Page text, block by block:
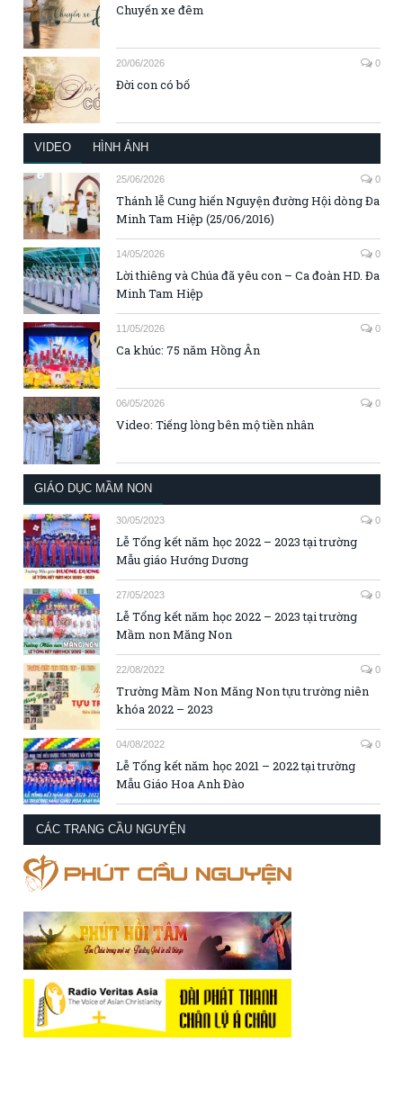
Chuyến xe đêm
20/06/2026 0
Đời con có bố
VIDEO HÌNH ẢNH
25/06/2026 0
Thánh lễ Cung hiến Nguyện đường Hội dòng Đa
Minh Tam Hiệp (25/06/2016)
14/05/2026 0
Lời thiêng và Chúa đã yêu con – Ca đoàn HD. Đa
Minh Tam Hiệp
11/05/2026 0
Ca khúc: 75 năm Hồng Ân
06/05/2026 0
Video: Tiếng lòng bên mộ tiền nhân
GIÁO DỤC MẦM NON
30/05/2023 0
Lễ Tổng kết năm học 2022 – 2023 tại trường
Mẫu giáo Hướng Dương
27/05/2023 0
Lễ Tổng kết năm học 2022 – 2023 tại trường
Mầm non Măng Non
22/08/2022 0
Trường Mầm Non Măng Non tựu trường niên
khóa 2022 – 2023
04/08/2022 0
Lễ Tổng kết năm học 2021 – 2022 tại trường
Mẫu Giáo Hoa Anh Đào
CÁC TRANG CẦU NGUYỆN